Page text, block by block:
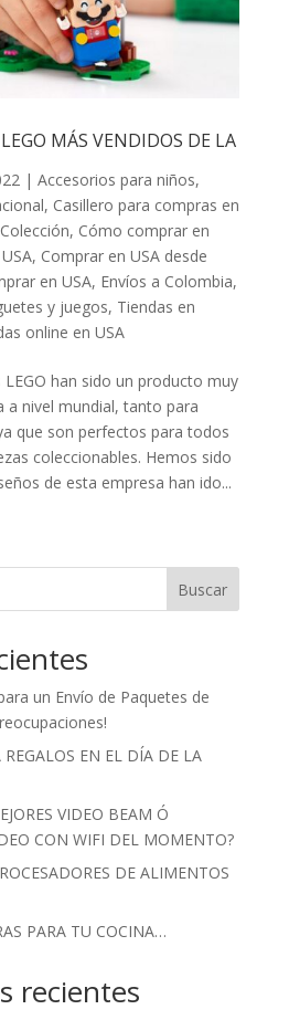
MÁS VENDIDOS DE LA
| Accesorios para niños,
, Casillero para compras en
Colección, Cómo comprar en
, Comprar en USA desde
en USA, Envíos a Colombia,
y juegos, Tiendas en
online en USA
han sido un producto muy
a nivel mundial, tanto para
que son perfectos para todos
coleccionables. Hemos sido
de esta empresa han ido...
Buscar
un Envío de Paquetes de
EN EL DÍA DE LA
VIDEO BEAM Ó
CON WIFI DEL MOMENTO?
DE ALIMENTOS
PARA TU COCINA…
recientes